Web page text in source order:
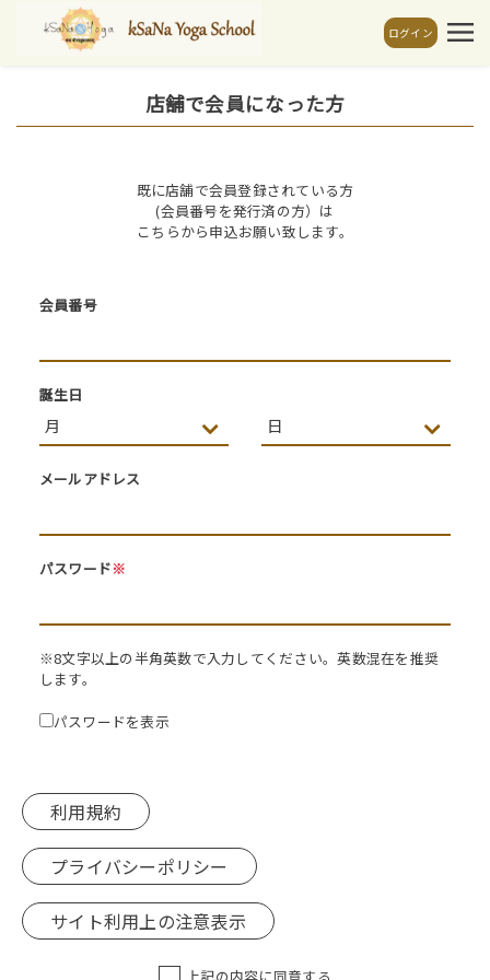
ログイン
店舗で会員になった方
既に店舗で会員登録されている方
(会員番号を発行済の方）は
こちらから申込お願い致します。
会員番号
誕生日
メールアドレス
パスワード※
※8文字以上の半角英数で入力してください。英数混在を推奨
します。
パスワードを表示
利用規約
プライバシーポリシー
サイト利用上の注意表示